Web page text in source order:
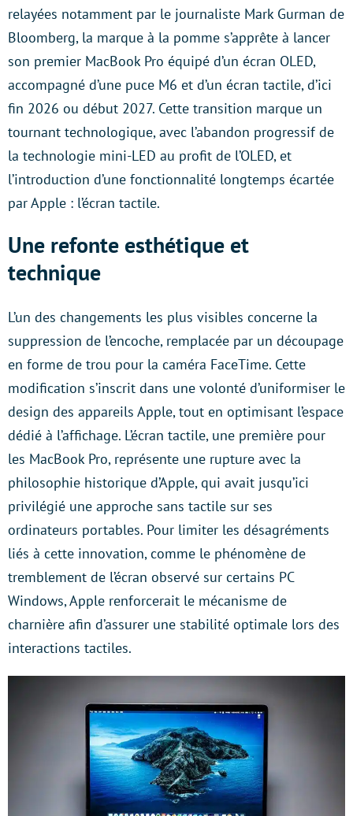
relayées notamment par le journaliste Mark Gurman de
Bloomberg, la marque à la pomme s’apprête à lancer
son premier MacBook Pro équipé d’un écran OLED,
accompagné d’une puce M6 et d’un écran tactile, d’ici
fin 2026 ou début 2027. Cette transition marque un
tournant technologique, avec l’abandon progressif de
la technologie mini-LED au profit de l’OLED, et
l’introduction d’une fonctionnalité longtemps écartée
par Apple : l’écran tactile.
Une refonte esthétique et
technique
L’un des changements les plus visibles concerne la
suppression de l’encoche, remplacée par un découpage
en forme de trou pour la caméra FaceTime. Cette
modification s’inscrit dans une volonté d’uniformiser le
design des appareils Apple, tout en optimisant l’espace
dédié à l’affichage. L’écran tactile, une première pour
les MacBook Pro, représente une rupture avec la
philosophie historique d’Apple, qui avait jusqu’ici
privilégié une approche sans tactile sur ses
ordinateurs portables. Pour limiter les désagréments
liés à cette innovation, comme le phénomène de
tremblement de l’écran observé sur certains PC
Windows, Apple renforcerait le mécanisme de
charnière afin d’assurer une stabilité optimale lors des
interactions tactiles.